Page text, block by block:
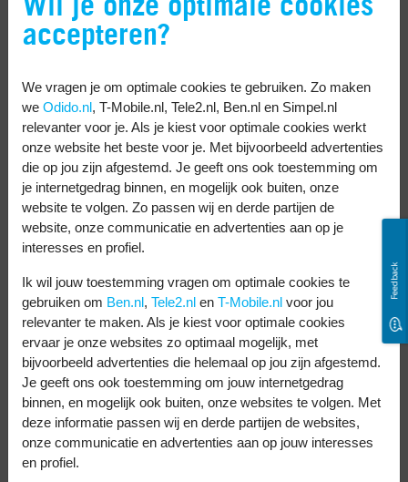
misschien zelf bekenden van het slachtoffer
bereiken. Ik leg je hieronder uit hoe je het in
case of emergency contact van iemand
anders kunt vinden.
ICE contact vinden op Android
Veeg over het scherm en kies de optie
‘Noodgeval’.
Tik op ‘Noodinformatie’.
Kies het ‘ICE-contact’ om diegene vanuit
het vergrendelscherm te bellen.
ICE contact vinden op een iPhone
Activeer het scherm tot je het
toegangscodescherm ziet.
Kies daar voor ‘Noodgeval’.
Tik op ‘Medische ID’.
Feedback
accepteren?
We vragen je om optimale cookies te gebruiken. Zo maken
we Odido.nl, T-Mobile.nl, Tele2.nl, Ben.nl en Simpel.nl
relevanter voor je. Als je kiest voor optimale cookies werkt
onze website het beste voor je. Met bijvoorbeeld advertenties
die op jou zijn afgestemd. Je geeft ons ook toestemming om
je internetgedrag binnen, en mogelijk ook buiten, onze
website te volgen. Zo passen wij en derde partijen de
website, onze communicatie en advertenties aan op je
interesses en profiel.
Ik wil jouw toestemming vragen om optimale cookies te
gebruiken om Ben.nl, Tele2.nl en T-Mobile.nl voor jou
relevanter te maken. Als je kiest voor optimale cookies
ervaar je onze websites zo optimaal mogelijk, met
bijvoorbeeld advertenties die helemaal op jou zijn afgestemd.
Je geeft ons ook toestemming om jouw internetgedrag
binnen, en mogelijk ook buiten, onze websites te volgen. Met
deze informatie passen wij en derde partijen de websites,
onze communicatie en advertenties aan op jouw interesses
en profiel.